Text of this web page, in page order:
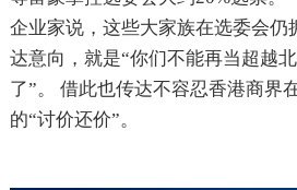
企业家说，这些大家族在选委会仍
达意向，就是“你们不能再当超越
了”。 借此也传达不容忍香港商界
的“讨价还价”。